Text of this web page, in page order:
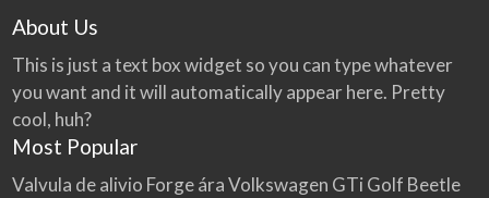
About Us
This is just a text box widget so you can type whatever
you want and it will automatically appear here. Pretty
cool, huh?
Most Popular
Valvula de alivio Forge ára Volkswagen GTi Golf Beetle